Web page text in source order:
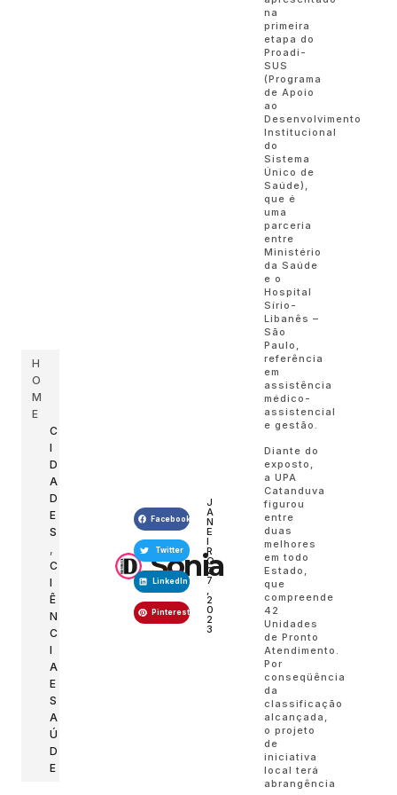
H
O
M
E
C
I
D
A
D
E
S
,
C
I
Ê
N
C
I
A
E
S
A
Ú
D
E
Sonia
Facebook
Twitter
LinkedIn
Pinterest
J
A
N
E
I
R
O
2
7
,
2
0
2
3
na
primeira
etapa do
Proadi-
SUS
(Programa
de Apoio
ao
Desenvolvimento
Institucional
do
Sistema
Único de
Saúde),
que é
uma
parceria
entre
Ministério
da Saúde
e o
Hospital
Sírio-
Libanês –
São
Paulo,
referência
em
assistência
médico-
assistencial
e gestão.
Diante do
exposto,
a UPA
Catanduva
figurou
entre
duas
melhores
em todo
Estado,
que
compreende
42
Unidades
de Pronto
Atendimento.
Por
conseqüência
da
classificação
alcançada,
o projeto
de
iniciativa
local terá
abrangência